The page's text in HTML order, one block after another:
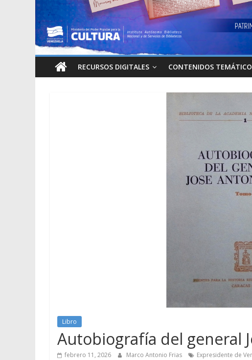
RECURSOS DIGITALES CONTENIDOS
Libro
Autobiografía del general
febrero 11, 2026 Marco Antonio Frias Expresidente de